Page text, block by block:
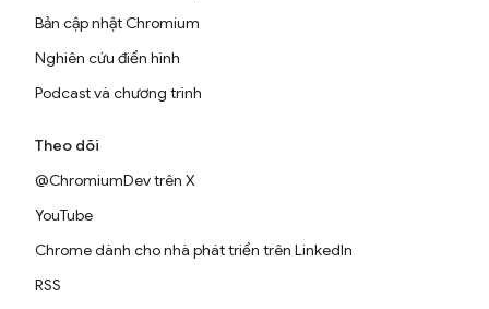
Bản cập nhật Chromium
Nghiên cứu điển hình
Podcast và chương trình
Theo dõi
@ChromiumDev trên X
YouTube
Chrome dành cho nhà phát triển trên LinkedIn
RSS